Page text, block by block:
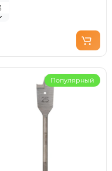
Популярный